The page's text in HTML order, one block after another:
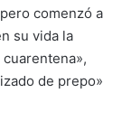
comenzó a
su vida la
de prepo»